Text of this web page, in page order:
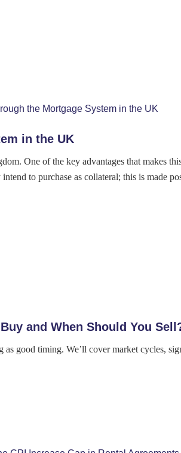
in the UK
One of the key advantages that makes
to purchase as collateral; this is made
and When Should You
good timing. We’ll cover market cycles,